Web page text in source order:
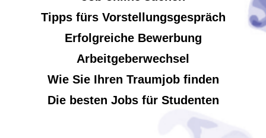
Tipps fürs Vorstellungsgespräch
Erfolgreiche Bewerbung
Arbeitgeberwechsel
Wie Sie Ihren Traumjob finden
Die besten Jobs für Studenten